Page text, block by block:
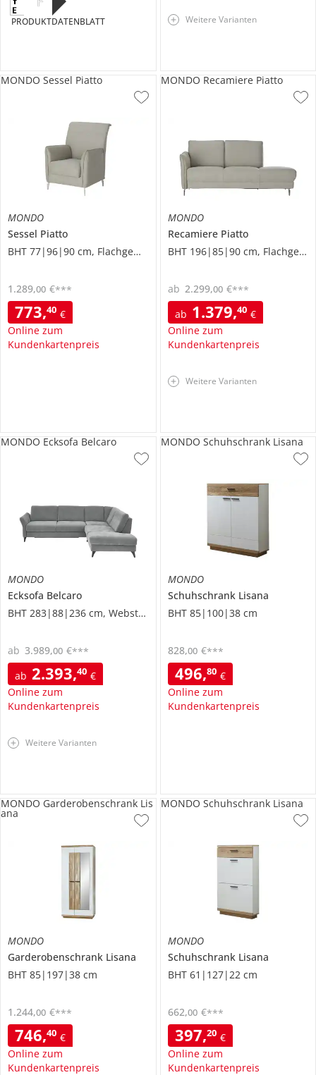
PRODUKTDATENBLATT Weitere Varianten
MONDO
Sessel Piatto
BHT 77|96|90 cm, Flachgewebe
773,40 €
Online zum
Kundenkartenpreis
1.289,00 €***
MONDO Sessel Piatto
MONDO
Recamiere Piatto
BHT 196|85|90 cm, Flachgewebe
ab 1.379,40 €
Online zum
Kundenkartenpreis
ab 2.299,00 €***
MONDO Recamiere Piatto
Weitere Varianten
MONDO
Ecksofa Belcaro
BHT 283|88|236 cm, Webstoff
ab 2.393,40 €
Online zum
Kundenkartenpreis
ab 3.989,00 €***
MONDO Ecksofa Belcaro
Weitere Varianten
MONDO
Schuhschrank Lisana
BHT 85|100|38 cm
496,80 €
Online zum
Kundenkartenpreis
828,00 €***
MONDO Schuhschrank Lisana
MONDO
Garderobenschrank Lisana
BHT 85|197|38 cm
746,40 €
Online zum
Kundenkartenpreis
1.244,00 €***
MONDO Garderobenschrank Lis
ana
MONDO
Schuhschrank Lisana
BHT 61|127|22 cm
397,20 €
Online zum
Kundenkartenpreis
662,00 €***
MONDO Schuhschrank Lisana